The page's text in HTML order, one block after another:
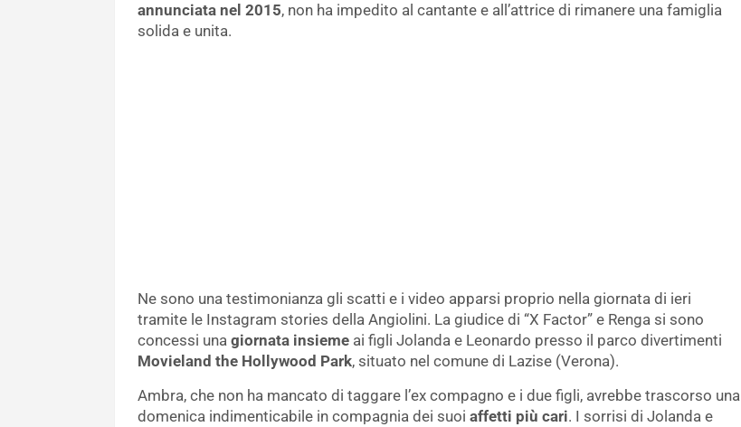
annunciata nel 2015, non ha impedito al cantante e all’attrice di rimanere una famiglia
solida e unita.
Ne sono una testimonianza gli scatti e i video apparsi proprio nella giornata di ieri
tramite le Instagram stories della Angiolini. La giudice di “X Factor” e Renga si sono
concessi una giornata insieme ai figli Jolanda e Leonardo presso il parco divertimenti
Movieland the Hollywood Park, situato nel comune di Lazise (Verona).
Ambra, che non ha mancato di taggare l’ex compagno e i due figli, avrebbe trascorso una
domenica indimenticabile in compagnia dei suoi affetti più cari. I sorrisi di Jolanda e